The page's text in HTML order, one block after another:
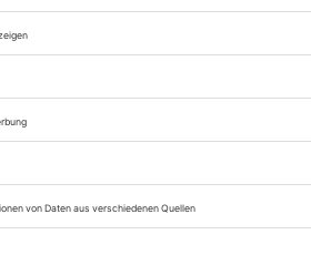
Zugang zum
Opernwelt
Sie können alle Vorteile
sofort nutzen
Digital-Abo testen